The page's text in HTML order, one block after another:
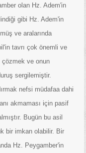
olan Hz. Adem'in
gibi Hz. Adem'in
ve aralarında
tavrı çok önemli ve
çözmek ve onun
sergilemiştir.
nefsi müdafaa dahi
akmaması için pasif
Bugün bu asil
bir imkan olabilir. Bir
Hz. Peygamber'in